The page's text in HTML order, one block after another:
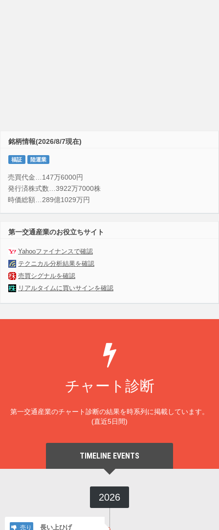
銘柄情報(2026/8/7現在)
福証 陸運業
売買代金…147万6000円
発行済株式数…3922万7000株
時価総額…289億1029万円
第一交通産業のお役立ちサイト
Yahooファイナンスで確認
テクニカル分析結果を確認
売買シグナルを確認
リアルタイムに買いサインを確認
チャート診断
第一交通産業のチャート診断の結果を時系列に掲載しています。
(直近5日間)
TIMELINE EVENTS
2026
売り 長い上ひげ